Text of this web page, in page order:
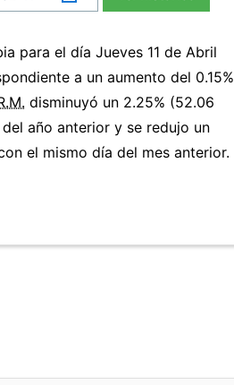
para el día Jueves 11 de Abril
a un aumento del 0.15%
disminuyó un 2.25% (52.06
año anterior y se redujo un
el mismo día del mes anterior.